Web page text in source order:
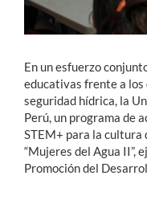
English
En un esfuerzo
educativas frente a
seguridad hídrica, la
Perú, un programa de
STEM+ para la cultura
“Mujeres del Agua II”,
Promoción del